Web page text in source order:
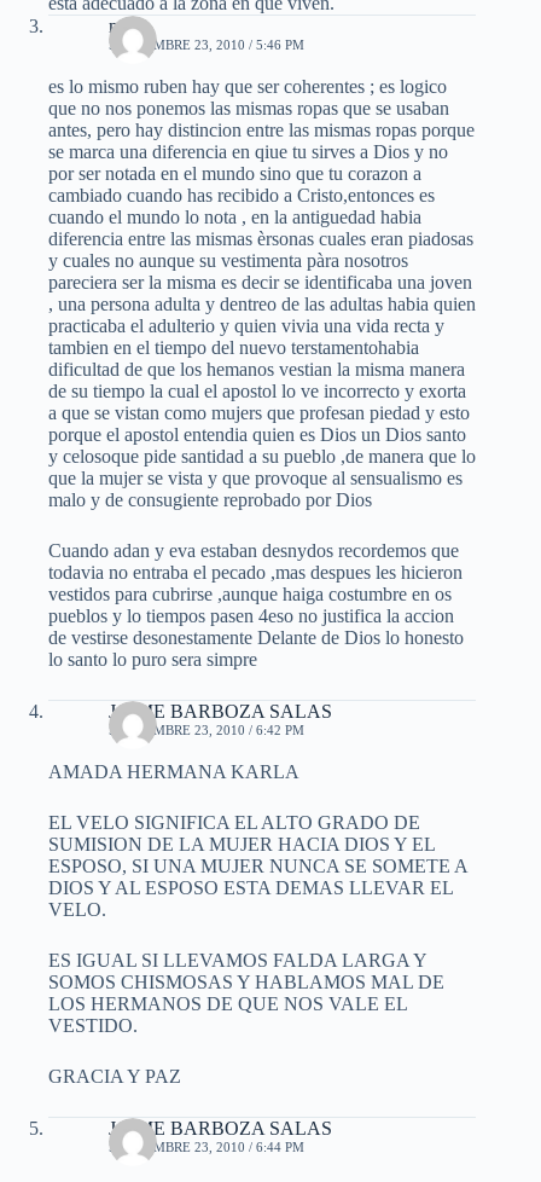
mael
SEPTIEMBRE 23, 2010 / 5:46 PM
es lo mismo ruben hay que ser coherentes ; es logico
que no nos ponemos las mismas ropas que se usaban
antes, pero hay distincion entre las mismas ropas porque
se marca una diferencia en qiue tu sirves a Dios y no
por ser notada en el mundo sino que tu corazon a
cambiado cuando has recibido a Cristo,entonces es
cuando el mundo lo nota , en la antiguedad habia
diferencia entre las mismas èrsonas cuales eran piadosas
y cuales no aunque su vestimenta pàra nosotros
pareciera ser la misma es decir se identificaba una joven
, una persona adulta y dentreo de las adultas habia quien
practicaba el adulterio y quien vivia una vida recta y
tambien en el tiempo del nuevo terstamentohabia
dificultad de que los hemanos vestian la misma manera
de su tiempo la cual el apostol lo ve incorrecto y exorta
a que se vistan como mujers que profesan piedad y esto
porque el apostol entendia quien es Dios un Dios santo
y celosoque pide santidad a su pueblo ,de manera que lo
que la mujer se vista y que provoque al sensualismo es
malo y de consugiente reprobado por Dios
Cuando adan y eva estaban desnydos recordemos que
todavia no entraba el pecado ,mas despues les hicieron
vestidos para cubrirse ,aunque haiga costumbre en os
pueblos y lo tiempos pasen 4eso no justifica la accion
de vestirse desonestamente Delante de Dios lo honesto
lo santo lo puro sera simpre
JAIME BARBOZA SALAS
SEPTIEMBRE 23, 2010 / 6:42 PM
AMADA HERMANA KARLA
EL VELO SIGNIFICA EL ALTO GRADO DE
SUMISION DE LA MUJER HACIA DIOS Y EL
ESPOSO, SI UNA MUJER NUNCA SE SOMETE A
DIOS Y AL ESPOSO ESTA DEMAS LLEVAR EL
VELO.
ES IGUAL SI LLEVAMOS FALDA LARGA Y
SOMOS CHISMOSAS Y HABLAMOS MAL DE
LOS HERMANOS DE QUE NOS VALE EL
VESTIDO.
GRACIA Y PAZ
JAIME BARBOZA SALAS
SEPTIEMBRE 23, 2010 / 6:44 PM